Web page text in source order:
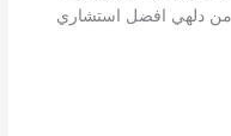
من دلهي افضل استشاري